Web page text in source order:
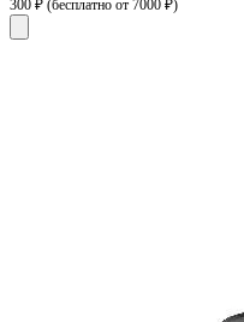
300 ₽ (бесплатно от 7000 ₽)